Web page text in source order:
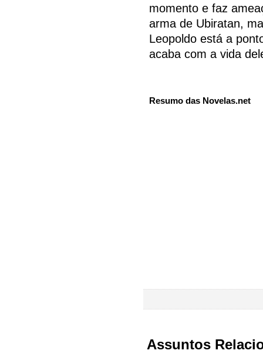
momento e faz
arma de Ubiratan,
Leopoldo está a
acaba com a vida
Resumo das Novelas.net
Assuntos